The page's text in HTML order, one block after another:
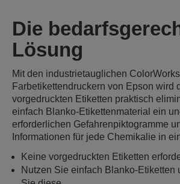
Die
Lösung
Mit den industrietauglichen ColorWorks
Farbetikettendruckern von Epson wird
vorgedruckten Etiketten praktisch
einfach Blanko-Etikettenmaterial ein
erforderlichen Gefahrenpiktogramme
Informationen für jede Chemikalie in
Keine vorgedruckten Etiketten
Nutzen Sie einfach Blanko-Etiketten